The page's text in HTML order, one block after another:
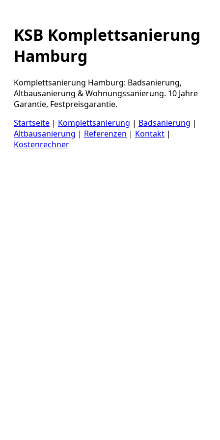
KSB Komplettsanierung
Hamburg
Komplettsanierung Hamburg: Badsanierung,
Altbausanierung & Wohnungssanierung. 10 Jahre
Garantie, Festpreisgarantie.
Startseite | Komplettsanierung | Badsanierung |
Altbausanierung | Referenzen | Kontakt |
Kostenrechner